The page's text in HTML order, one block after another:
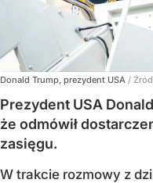
Donald Trump, prezydent USA /
Prezydent USA
że odmówił
zasięgu.
W trakcie rozmowy z